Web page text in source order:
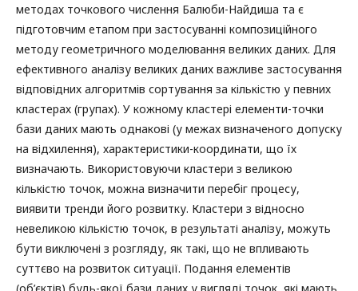
методах точкового числення Балюби-Найдиша та є
підготовчим етапом при застосуванні композиційного
методу геометричного моделювання великих даних. Для
ефективного аналізу великих даних важливе застосування
відповідних алгоритмів сортування за кількістю у певних
кластерах (групах). У кожному кластері елементи-точки
бази даних мають однакові (у межах визначеного допуску
на відхилення), характеристики-координати, що їх
визначають. Використовуючи кластери з великою
кількістю точок, можна визначити перебіг процесу,
виявити тренди його розвитку. Кластери з відносно
невеликою кількістю точок, в результаті аналізу, можуть
бути виключені з розгляду, як такі, що не впливають
суттєво на розвиток ситуації. Подання елементів
(об’єктів) будь-якої бази даних у вигляді точок, які мають,